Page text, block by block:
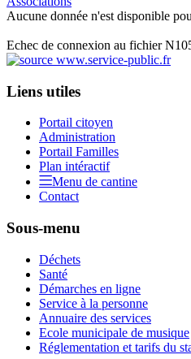
Aucune donnée n'est disponible
Echec de connexion au fichier
Liens utiles
Portail citoyen
Administration
Portail Familles
Plan intéractif
Menu de cantine
Contact
Sous-menu
Déchets
Santé
Démarches en ligne
Service à la personne
Annuaire des services
Ecole municipale de musique
Réglementation et tarifs du